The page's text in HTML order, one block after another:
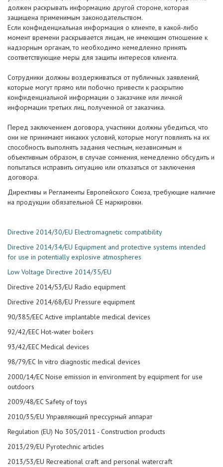
должен раскрывать информацию другой стороне, которая
защищена применимым законодательством.
Если конфиденциальная информация о клиенте, в какой-либо
момент времени раскрывается лицам, не имеющим отношение к
надзорным органам, то необходимо немедленно принять
соответствующие меры для защиты интересов клиента.
Сотрудники должны воздерживаться от публичных заявлений,
которые могут прямо или побочно привести к раскрытию
конфиденциальной информации о заказчике или личной
информации третьих лиц, полученной от заказчика.
Перед заключением договора, участники должны убедиться, что
они не принимают никаких условий, которые могут повлиять на их
способность выполнять задания честным, независимым и
объективным образом, в случае сомнения, немедленно обсудить и
попытаться исправить ситуацию или отказаться от заключения
договора.
Директивы и Регламенты Европейского Союза, требующие наличие
на продукции обязательной СЕ маркировки.
Directive 2014/30/EU Electromagnetic compatibility
Directive 2014/34/EU Equipment and protective systems intended
for use in potentially explosive atmospheres
Low Voltage Directive 2014/35/EU
Directive 2014/53/EU Radio equipment
Directive 2014/68/EU Pressure equipment
90/385/EEC Active implantable medical devices
92/42/EEC Hot-water boilers
93/42/EEC Medical devices
98/79/EC In vitro diagnostic medical devices
2000/14/EC Noise emission in environment by equipment for use
outdoors
2009/48/EC Safety of toys
2010/35/EU Управляющий прессурный аппарат
Regulation (EU) No 305/2011 - Construction products
2013/29/EU Pyrotechnic articles
2013/53/EU Recreational craft and personal watercraft